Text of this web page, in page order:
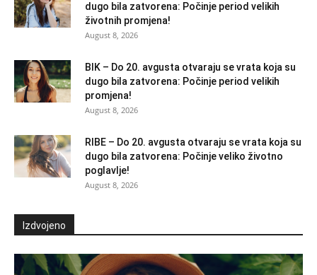
dugo bila zatvorena: Počinje period velikih
životnih promjena!
August 8, 2026
BIK – Do 20. avgusta otvaraju se vrata koja su
dugo bila zatvorena: Počinje period velikih
promjena!
August 8, 2026
RIBE – Do 20. avgusta otvaraju se vrata koja su
dugo bila zatvorena: Počinje veliko životno
poglavlje!
August 8, 2026
Izdvojeno